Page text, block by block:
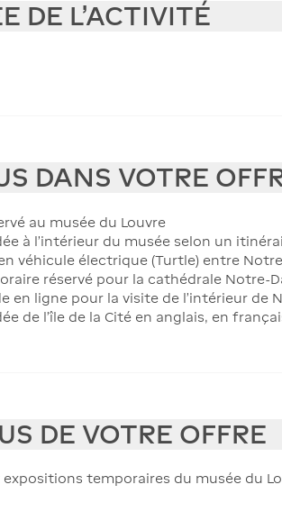
DE L'ACTIVITÉ
DANS VOTRE
au musée du Louvre
à l'intérieur du musée selon un
véhicule électrique (Turtle) entre
réservé pour la cathédrale Notre-
en ligne pour la visite de l'intérieur de
de l'île de la Cité en anglais, en
DE VOTRE OFFRE
expositions temporaires du musée du